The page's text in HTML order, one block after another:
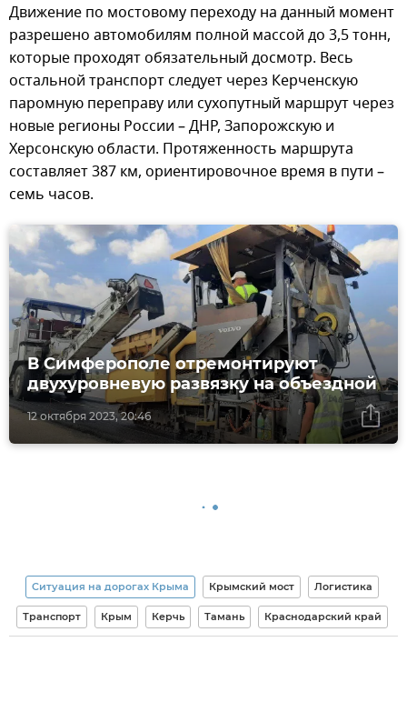
Движение по мостовому переходу на данный момент
разрешено автомобилям полной массой до 3,5 тонн,
которые проходят обязательный досмотр. Весь
остальной транспорт следует через Керченскую
паромную переправу или сухопутный маршрут через
новые регионы России – ДНР, Запорожскую и
Херсонскую области. Протяженность маршрута
составляет 387 км, ориентировочное время в пути –
семь часов.
12 октября 2023, 20:46
В Симферополе отремонтируют
двухуровневую развязку на объездной
Ситуация на дорогах Крыма Крымский мост Логистика
Транспорт Крым Керчь Тамань Краснодарский край